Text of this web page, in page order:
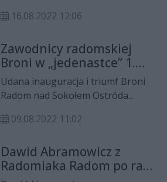
piłkarza Zielonych, to drugie
16.08.2022 12:06
Zawodnicy radomskiej
Broni w „jedenastce” 1.
kolejki. Sprawdź, kto
został wyróżniony
Udana inauguracja i triumf Broni
Radom nad Sokołem Ostróda
„jedenastki” kolejki dla dwóch
Wyróżnienia otrzymali: Damian
Machajek i Michał Kielak.
09.08.2022 11:02
Dawid Abramowicz z
Radomiaka Radom po raz